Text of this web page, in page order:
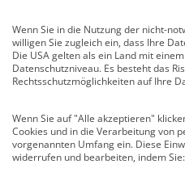
Vertrag widerrufen
Kontakt
Am Köllnischen Park 2
10179 Berlin
E-Mail:
Wenn Sie in die Nutzung der nicht-
willigen Sie zugleich ein, dass Ihre
Die USA gelten als ein Land mit
Datenschutzniveau. Es besteht das
Rechtsschutzmöglichkeiten auf Ihre
Wenn Sie auf "Alle akzeptieren"
Cookies und in die Verarbeitung von
vorgenannten Umfang ein. Diese
widerrufen und bearbeiten, indem Sie: